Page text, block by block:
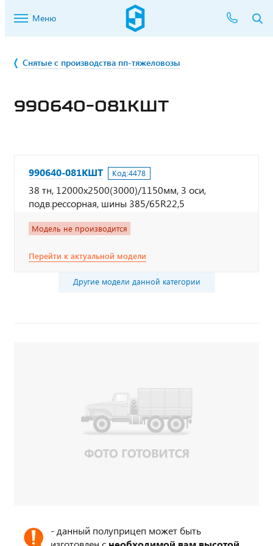
Меню
Снятые с производства пп-тяжеловозы
990640-081КШТ
990640-081КШТ Код:4478
38 тн, 12000х2500(3000)/1150мм, 3 оси,
подв.рессорная, шины 385/65R22,5
Модель не производится
Перейти к актуальной модели
Другие модели данной категории
- данный полуприцеп может быть